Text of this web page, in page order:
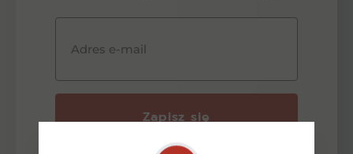
Adres e-mail
Zapisz się